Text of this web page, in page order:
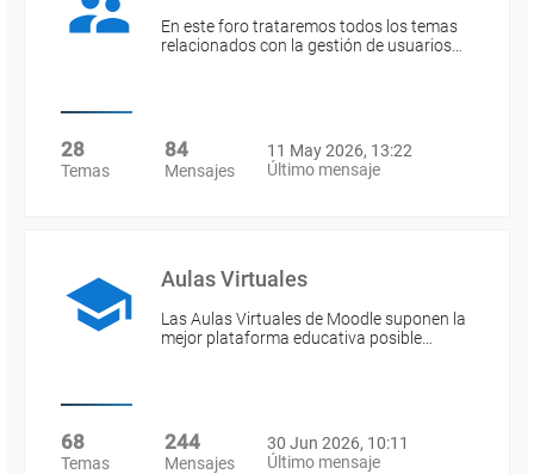
En este foro trataremos todos los temas
relacionados con la gestión de usuarios…
28
Temas
84
Mensajes
11 May 2026, 13:22
Último mensaje
Aulas Virtuales
Las Aulas Virtuales de Moodle suponen la
mejor plataforma educativa posible…
68
Temas
244
Mensajes
30 Jun 2026, 10:11
Último mensaje